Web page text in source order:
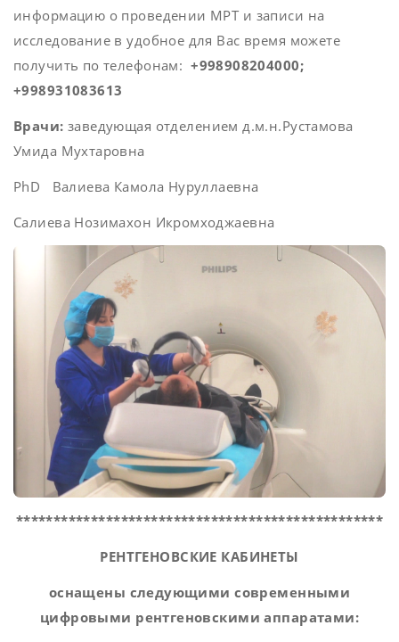
информацию о проведении МРТ и записи на
исследование в удобное для Вас время можете
получить по телефонам:+998908204000;
+998931083613
Врачи: заведующая отделением д.м.н.Рустамова
Умида Мухтаровна
PhD Валиева Камола Нуруллаевна
Салиева Нозимахон Икромходжаевна
*************************************************
РЕНТГЕНОВСКИЕ КАБИНЕТЫ
оснащены следующими современными
цифровыми рентгеновскими аппаратами: